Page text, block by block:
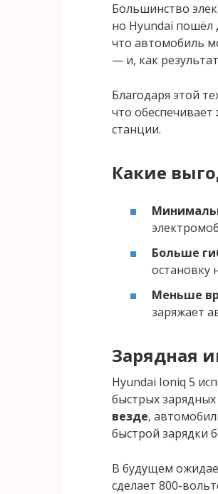
Большинство
но Hyundai
что автомобиль
— и, как
Благодаря этой
что обеспечивает
станции.
Какие
Больше
остановку
Меньше
заряжает
Зарядная
Hyundai Ioniq 5
быстрых
везде,
быстрой зарядки
В будущем
сделает 800-